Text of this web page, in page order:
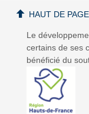
Le
certains de ses
bénéficié du
HAUT DE PAGE